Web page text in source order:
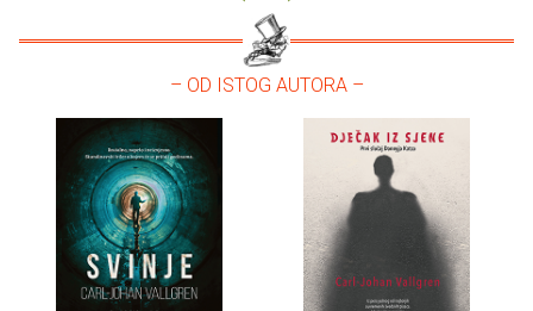
– OD ISTOG AUTORA –